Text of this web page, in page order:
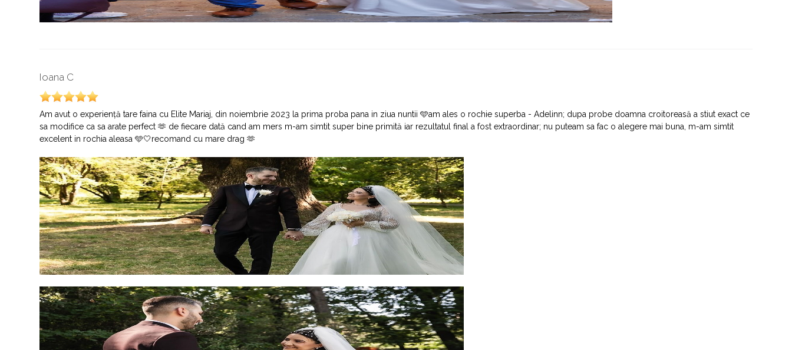
Ioana C
Am avut o experiență tare faina cu Elite Mariaj, din noiembrie 2023 la prima proba pana in ziua nuntii 🩵am ales o rochie superba - Adelinn; dupa probe doamna croitoreasă a stiut exact ce
sa modifice ca sa arate perfect 🫶 de fiecare dată cand am mers m-am simtit super bine primită iar rezultatul final a fost extraordinar; nu puteam sa fac o alegere mai buna, m-am simtit
excelent in rochia aleasa 🩵🤍recomand cu mare drag 🫶